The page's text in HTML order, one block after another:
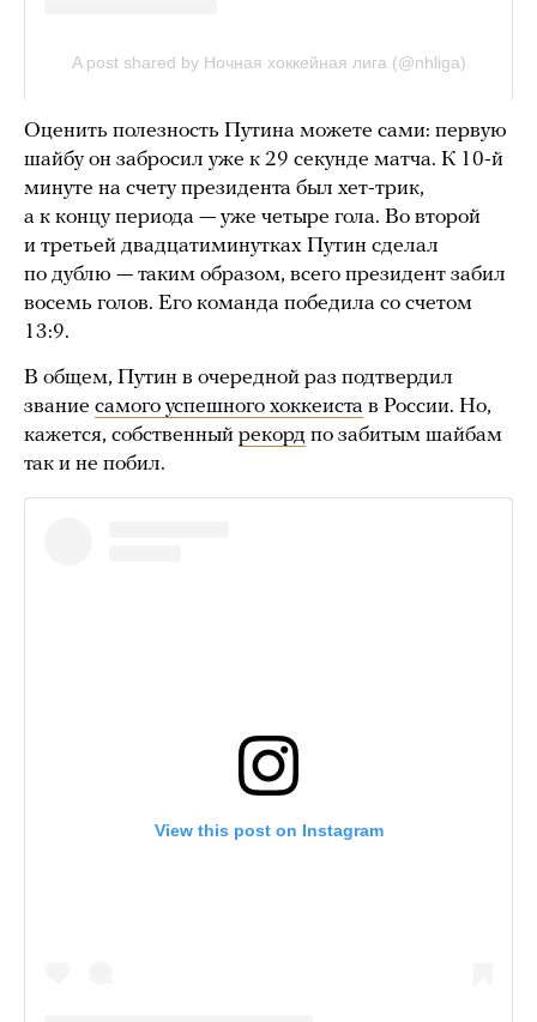
Оценить полезность Путина можете сами: первую
шайбу он забросил уже к 29 секунде матча. К 10-й
минуте на счету президента был хет-трик,
а к концу периода — уже четыре гола. Во второй
и третьей двадцатиминутках Путин сделал
по дублю — таким образом, всего президент забил
восемь голов. Его команда победила со счетом
13:9.
В общем, Путин в очередной раз подтвердил
звание самого успешного хоккеиста в России. Но,
кажется, собственный рекорд по забитым шайбам
так и не побил.